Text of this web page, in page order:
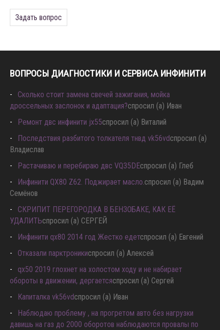
Задать вопрос
ВОПРОСЫ ДИАГНОСТИКИ И СЕРВИСА ИНФИНИТИ
Сколько стоит замена свечей зажигания, мойка
дроссельных заслонок и адаптация?спросил (а) Иван
Ремонт двс инфинити jx55спросил (а) Виталий
Последствия разбитого толкателя тнвд vk56vdспросил (а)
Владислав
Растачиваю и перебираю двс VQ35DEспросил (а) Глеб
Инфинити QX80 Z62. Поджирает масло.спросил (а) Вадим
Семёнов
СКРИПИТ ПЕРЕГОРОДКА В БЕНЗОБАКЕ, КАК ЕЁ
УДАЛИТЬспросил (а) СЕРГЕЙ
Инфинити qx80 2014 год Жестко едетспросил (а) Евгений
Отказали парктроникиспросил (а) Алексей
qx50 2019 глохнет на холостом ходу и не набирает
обороты в движении, дергаетсяспросил (а) Сергей
Капиталка vk56vdспросил (а) Иван
Наблюдаю проблему , на прогретом авто без нагрузки
давишь на газ до 2000 оборотов наблюдаются провалы по